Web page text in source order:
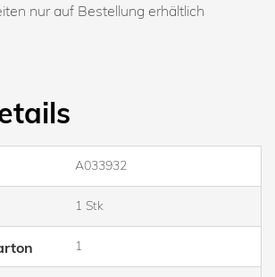
nur auf Bestellung erhältlich
A033932
1 Stk
1